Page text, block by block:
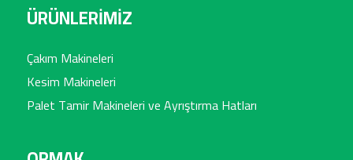
ÜRÜNLERİMİZ
Çakım Makineleri
Kesim Makineleri
Palet Tamir Makineleri ve Ayrıştırma Hatları